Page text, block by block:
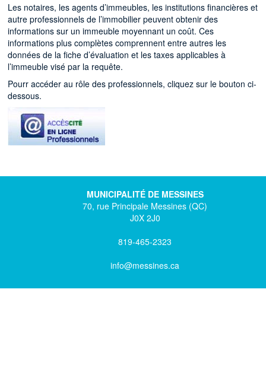
Les notaires, les agents d’immeubles, les institutions financières et
autre professionnels de l’immobilier peuvent obtenir des
informations sur un immeuble moyennant un coût. Ces
informations plus complètes comprennent entre autres les
données de la fiche d’évaluation et les taxes applicables à
l’immeuble visé par la requête.
Pourr accéder au rôle des professionnels, cliquez sur le bouton ci-
dessous.
MUNICIPALITÉ DE MESSINES
70, rue Principale Messines (QC)
J0X 2J0
819-465-2323
info@messines.ca